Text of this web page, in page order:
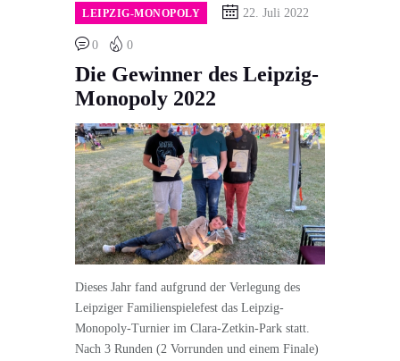
LEIPZIG-MONOPOLY 22. Juli 2022
0 0
Die Gewinner des Leipzig-
Monopoly 2022
Dieses Jahr fand aufgrund der Verlegung des
Leipziger Familienspielefest das Leipzig-
Monopoly-Turnier im Clara-Zetkin-Park statt.
Nach 3 Runden (2 Vorrunden und einem Finale)